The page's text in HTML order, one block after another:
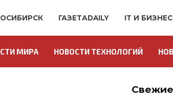
ГАЗЕТАDAILY IT И БИЗНЕС
МИРА НОВОСТИ ТЕХНОЛОГИЙ